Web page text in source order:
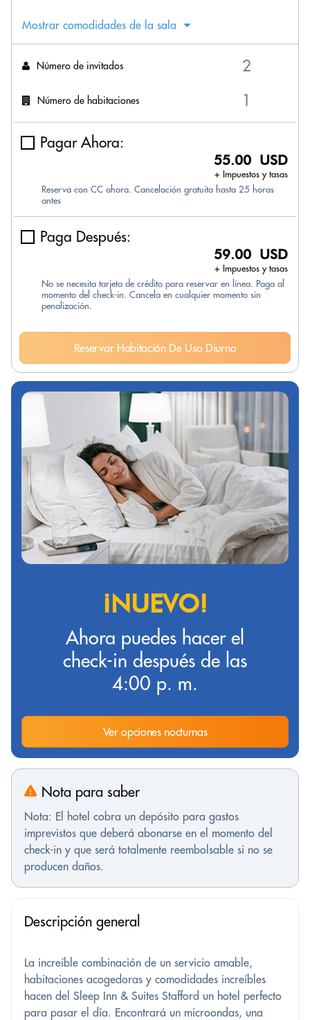
Mostrar comodidades de la sala
Número de invitados
Número de habitaciones
Pagar Ahora:
55.00 USD
+ Impuestos y tasas
Reserva con CC ahora. Cancelación gratuita hasta 25 horas
antes
Paga Después:
59.00 USD
+ Impuestos y tasas
No se necesita tarjeta de crédito para reservar en línea. Paga al
momento del check-in. Cancela en cualquier momento sin
penalización.
Reservar Habitación De Uso Diurno
¡NUEVO!
Ahora puedes hacer el
check-in después de las
4:00 p. m.
Ver opciones nocturnas
Nota para saber
Nota: El hotel cobra un depósito para gastos
imprevistos que deberá abonarse en el momento del
check-in y que será totalmente reembolsable si no se
producen daños.
Descripción general
La increíble combinación de un servicio amable,
habitaciones acogedoras y comodidades increíbles
hacen del Sleep Inn & Suites Stafford un hotel perfecto
para pasar el día. Encontrará un microondas, una